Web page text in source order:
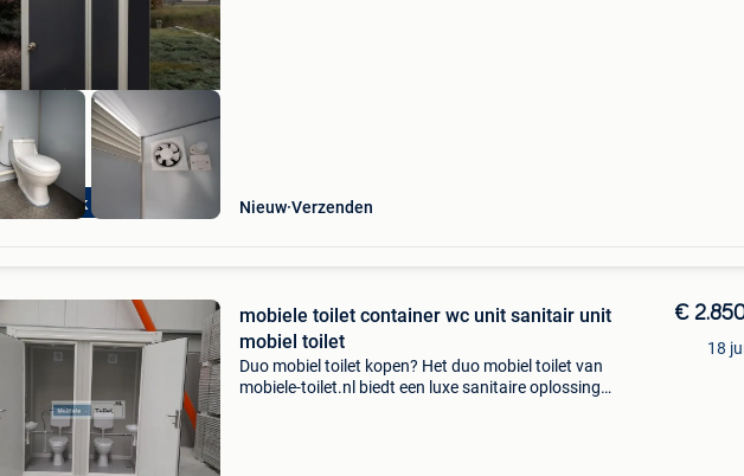
kijk nu! Nieuw Verzenden
mobiele toilet container wc unit sanitair unit
mobiel toilet
Duo mobiel toilet kopen? Het duo mobiel toilet van
mobiele-toilet.nl biedt een luxe sanitaire oplossing
€
18